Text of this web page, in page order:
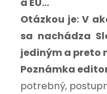
a EÚ…
Otázkou je: V
sa nachádza
jediným a preto
Poznámka
potrebný,